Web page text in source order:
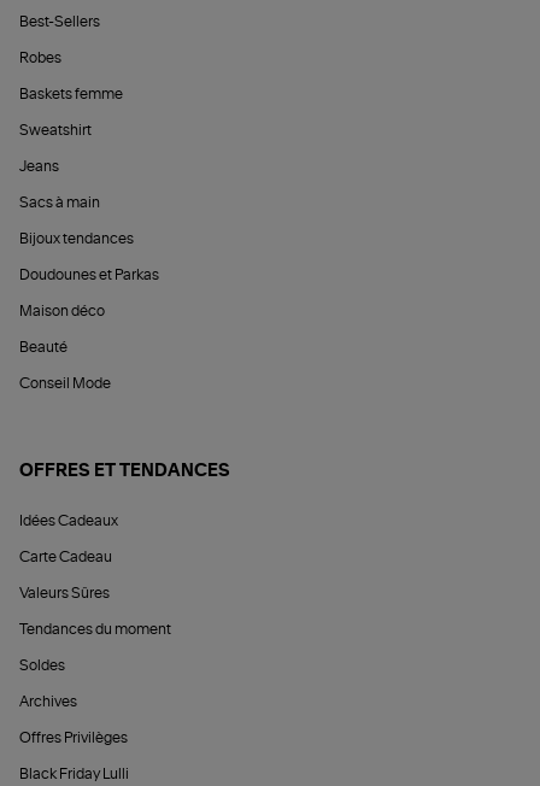
Best-Sellers
Robes
Baskets femme
Sweatshirt
Jeans
Sacs à main
Bijoux tendances
Doudounes et Parkas
Maison déco
Beauté
Conseil Mode
OFFRES ET TENDANCES
Idées Cadeaux
Carte Cadeau
Valeurs Sûres
Tendances du moment
Soldes
Archives
Offres Privilèges
Black Friday Lulli